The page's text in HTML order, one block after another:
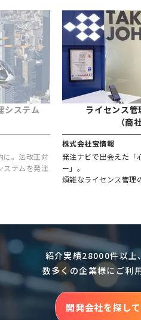
システム
に。法改正対
ステムを発注
ライセンス管
（商
株式会社宝情報
発注ナビで出会えた「
ー」。
煩雑なライセンス管理
紹介実績28000件以上
数多くの企業様にご利
開発会社を探し